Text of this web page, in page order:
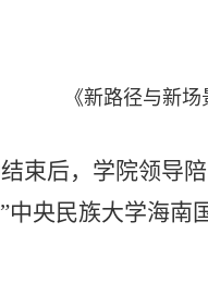
《新路径与新
束后，学院领导
央民族大学海南